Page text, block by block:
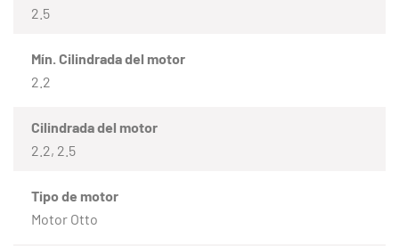
2.5
Mín. Cilindrada del motor
2.2
Cilindrada del motor
2.2, 2.5
Tipo de motor
Motor Otto